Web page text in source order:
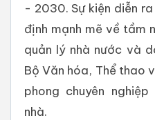
- 2030. Sự kiện diễn
định mạnh mẽ về tầm
quản lý nhà nước và
Bộ Văn hóa, Thể thao
phong chuyên
nhà.